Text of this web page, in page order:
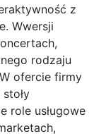
z
Wwersji
rodzaju
ofercie firmy
role usługowe